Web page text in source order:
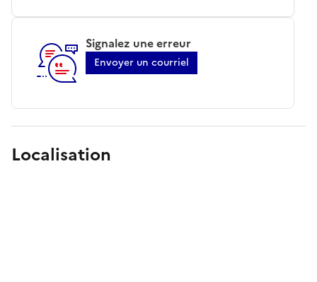
Signalez une erreur
Envoyer un courriel
Localisation